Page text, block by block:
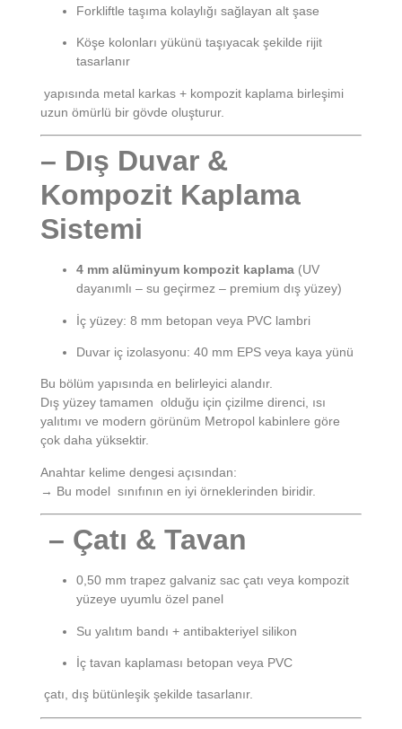
Forkliftle taşıma kolaylığı sağlayan alt şase
Köşe kolonları yükünü taşıyacak şekilde rijit
tasarlanır
yapısında metal karkas + kompozit kaplama birleşimi
uzun ömürlü bir gövde oluşturur.
– Dış Duvar &
Kompozit Kaplama
Sistemi
4 mm alüminyum kompozit kaplama (UV
dayanımlı – su geçirmez – premium dış yüzey)
İç yüzey: 8 mm betopan veya PVC lambri
Duvar iç izolasyonu: 40 mm EPS veya kaya yünü
Bu bölüm yapısında en belirleyici alandır.
Dış yüzey tamamen olduğu için çizilme direnci, ısı
yalıtımı ve modern görünüm Metropol kabinlere göre
çok daha yüksektir.
Anahtar kelime dengesi açısından:
→ Bu model sınıfının en iyi örneklerinden biridir.
– Çatı & Tavan
0,50 mm trapez galvaniz sac çatı veya kompozit
yüzeye uyumlu özel panel
Su yalıtım bandı + antibakteriyel silikon
İç tavan kaplaması betopan veya PVC
çatı, dış bütünleşik şekilde tasarlanır.